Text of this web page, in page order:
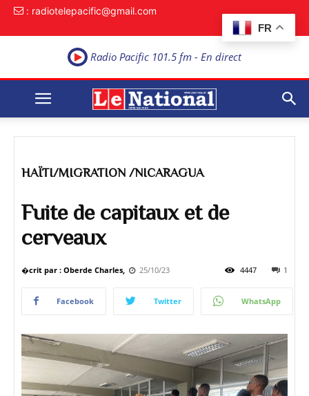
FR
: radiotelepacific@gmail.com
Radio Pacific 101.5 fm - En direct
HAÏTI/MIGRATION /NICARAGUA
Fuite de capitaux et de
cerveaux
�crit par : Oberde Charles, 25/10/23 1
4447
Facebook Twitter WhatsApp